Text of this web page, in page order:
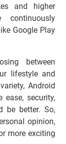
and higher
continuously
Google Play
between
lifestyle and
Android
security,
be better. So,
opinion,
more exciting